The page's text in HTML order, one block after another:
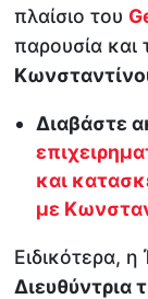
πλαίσιο του
παρουσία και
Διαβάστε
και
με
Ειδικότερα, η
Διευθύντρια